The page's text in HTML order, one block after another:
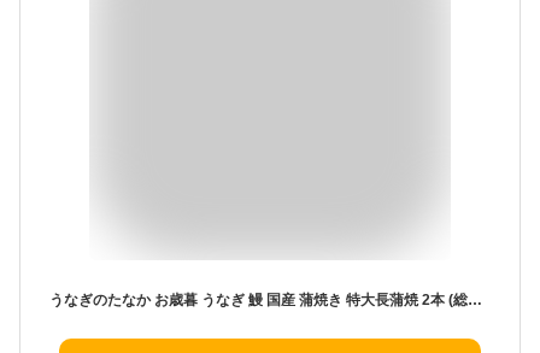
うなぎのたなか お歳暮 うなぎ 鰻 国産 蒲焼き 特大長蒲焼 2本 (総重量360～400g) (2.風呂敷包み(お歳暮シール付き)) OS